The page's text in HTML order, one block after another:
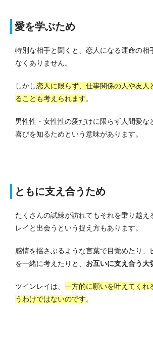
愛を学ぶため
特別な相手と聞くと、恋人になる運命の相
なくありません。
しかし恋人に限らず、仕事関係の人や友人
ることも考えられます。
男性性・女性性の愛だけに限らず人間愛な
喜びを知るためという意味があります。
ともに支え合うため
たくさんの試練が訪れてもそれを乗り越え
レイと出会うという捉え方もあります。
感情を揺さぶるような言葉で目覚めたり、
を一緒に考えたりと、 お互いに支え合う大
ツインレイは、 一方的に願いを叶えてくれ
うわけではないのです。